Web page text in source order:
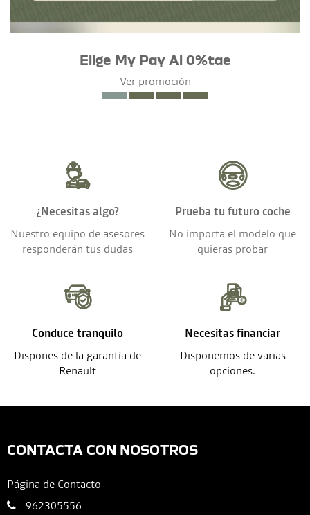
Elige My Pay Al 0%tae
Ver promoción
¿Necesitas algo?
Nuestro equipo de asesores
responderán tus dudas
Prueba tu futuro coche
No importa el modelo que
quieras probar
Conduce tranquilo
Dispones de la garantía de
Renault
Necesitas financiar
Disponemos de varias
opciones.
CONTACTA CON NOSOTROS
Página de Contacto
962305556